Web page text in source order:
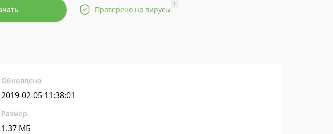
Проверено на вирусы
?
Обновлено
2019-02-05 11:38:01
Размер
1.37 МБ